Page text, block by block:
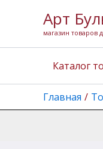
содержимому
Арт
магазин товаров
Каталог
Главная